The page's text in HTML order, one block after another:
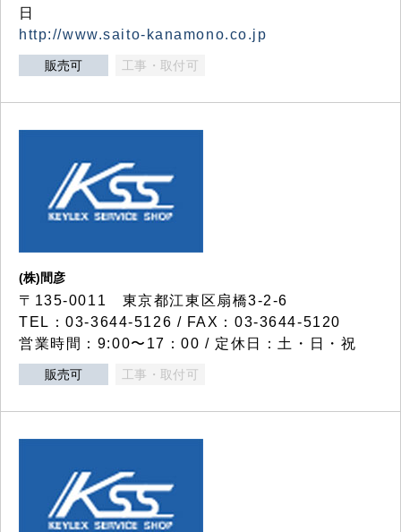
日
http://www.saito-kanamono.co.jp
販売可 工事・取付可
(株)間彦
〒135-0011 東京都江東区扇橋3-2-6
TEL：03-3644-5126 / FAX：03-3644-5120
営業時間：9:00〜17：00 / 定休日：土・日・祝
販売可 工事・取付可